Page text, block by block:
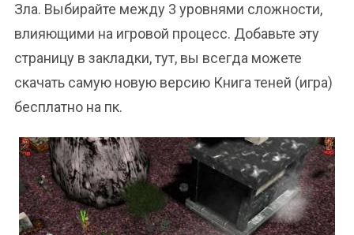
Зла. Выбирайте между 3 уровнями сложности,
влияющими на игровой процесс. Добавьте эту
страницу в закладки, тут, вы всегда можете
скачать самую новую версию Книга теней (игра)
бесплатно на пк.